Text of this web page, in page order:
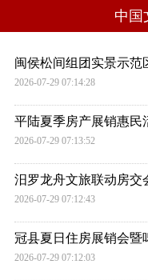
中国
闽侯松间组团实景示范
2026-07-29 07:14:28
平陆夏季房产展销惠民
2026-07-29 07:13:52
汨罗龙舟文旅联动房交
2026-07-29 07:12:43
冠县夏日住房展销会暨
2026-07-29 07:12:03